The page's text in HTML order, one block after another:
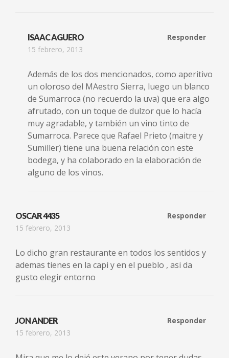
ISAAC AGUERO
15 febrero, 2013
Responder
Además de los dos mencionados, como aperitivo
un oloroso del MAestro Sierra, luego un blanco
de Sumarroca (no recuerdo la uva) que era algo
afrutado, con un toque de dulzor que lo hacía
muy agradable, y también un vino tinto de
Sumarroca. Parece que Rafael Prieto (maitre y
Sumiller) tiene una buena relación con este
bodega, y ha colaborado en la elaboración de
alguno de los vinos.
OSCAR 4435
15 febrero, 2013
Responder
Lo dicho gran restaurante en todos los sentidos y
ademas tienes en la capi y en el pueblo , asi da
gusto elegir entorno
JON ANDER
15 febrero, 2013
Responder